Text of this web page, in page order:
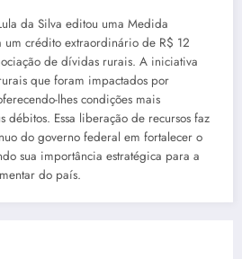
da Silva editou uma Medida
um crédito extraordinário de R$ 12
de dívidas rurais. A iniciativa
que foram impactados por
lhes condições mais
débitos. Essa liberação de recursos faz
do governo federal em fortalecer o
sua importância estratégica para a
do país.